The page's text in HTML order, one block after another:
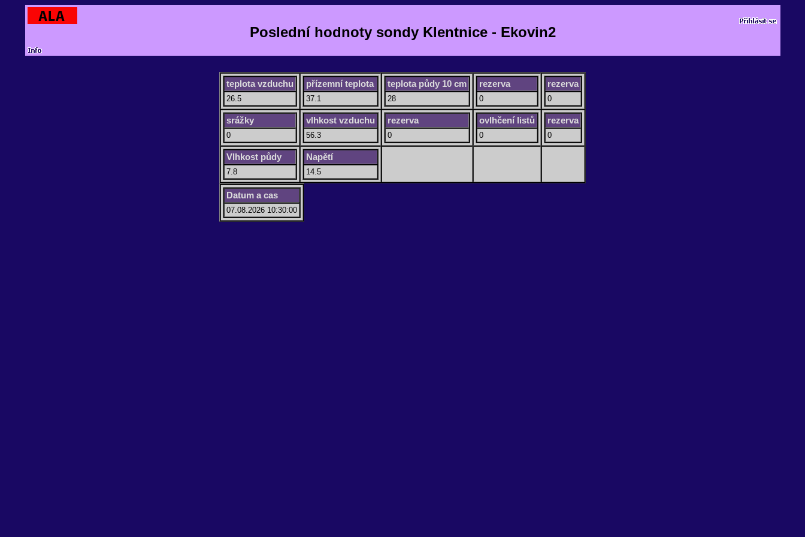
Poslední hodnoty sondy Klentnice - Ekovin2
teplota vzduchu
26.5
přízemní teplota
37.1
teplota půdy 10 cm
28
rezerva
0
rezerva
0
srážky
0
vlhkost vzduchu
56.3
rezerva
0
ovlhčení listů
0
rezerva
0
Vlhkost půdy
7.8
Napětí
14.5
Datum a cas
07.08.2026 10:30:00